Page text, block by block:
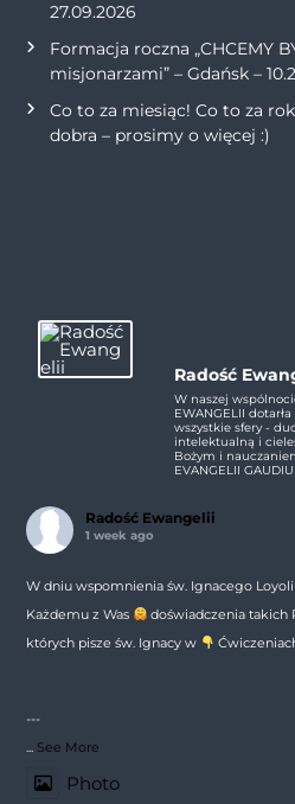
27.09.2026
Formacja roczna „CHCEMY
misjonarzami” – Gdańsk –
Co to za miesiąc! Co to za
dobra – prosimy o więcej :)
Radość
W naszej
EWANGELII
wszystkie sfery -
intelektualną i
Bożym i
EVANGELII
Radość Ewangelii
1 week ago
W dniu wspomnienia św. Ignacego
Każdemu z Was
doświadczenia takich
których pisze św. Ignacy w
---
... See More
Photo